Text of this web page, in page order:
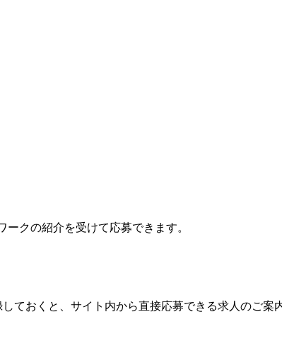
クの紹介を受けて応募できます。
ておくと、サイト内から直接応募できる求人のご案